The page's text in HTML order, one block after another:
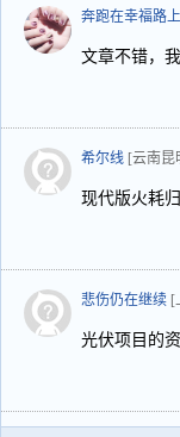
奔跑在幸福路
文章不错，
希尔线 [云南昆
现代版火耗
悲伤仍在继续 [
光伏项目的